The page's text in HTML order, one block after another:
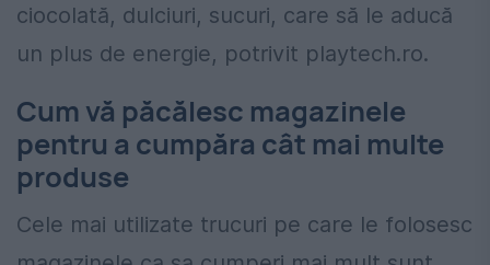
ciocolată, dulciuri, sucuri, care să le aducă
un plus de energie, potrivit playtech.ro.
Cum vă păcălesc magazinele
pentru a cumpăra cât mai multe
produse
Cele mai utilizate trucuri pe care le folosesc